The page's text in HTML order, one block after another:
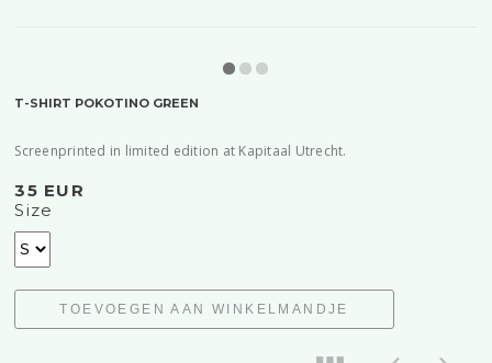
T-SHIRT POKOTINO GREEN
Screenprinted in limited edition at Kapitaal Utrecht.
35 EUR
Size
TOEVOEGEN AAN WINKELMANDJE